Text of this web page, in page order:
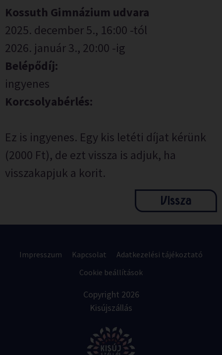
Kossuth Gimnázium udvara
2025. december 5., 16:00 -tól
2026. január 3., 20:00 -ig
Belépődíj:
ingyenes
Korcsolyabérlés:
Ez is ingyenes. Egy kis letéti díjat kérünk
(2000 Ft), de ezt vissza is adjuk, ha
visszakapjuk a korit.
Vissza
Impresszum Kapcsolat
Adatkezelési tájékoztató
Cookie beállítások
Copyright 2026
Kisújszállás